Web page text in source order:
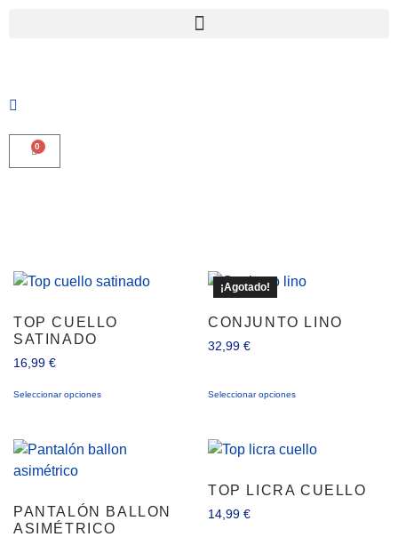
0
TOP CUELLO
SATINADO
16,99 €
Seleccionar opciones
¡Agotado!
CONJUNTO LINO
32,99 €
Seleccionar opciones
PANTALÓN BALLON
ASIMÉTRICO
TOP LICRA CUELLO
14,99 €